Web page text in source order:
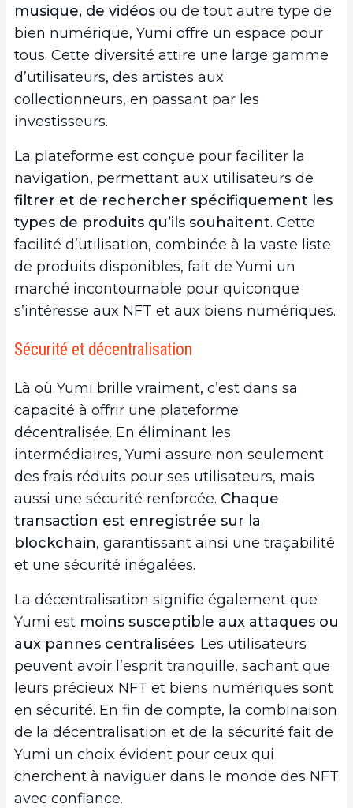
musique, de vidéos ou de tout autre type de
bien numérique, Yumi offre un espace pour
tous. Cette diversité attire une large gamme
d’utilisateurs, des artistes aux
collectionneurs, en passant par les
investisseurs.
La plateforme est conçue pour faciliter la
navigation, permettant aux utilisateurs de
filtrer et de rechercher spécifiquement les
types de produits qu’ils souhaitent. Cette
facilité d’utilisation, combinée à la vaste liste
de produits disponibles, fait de Yumi un
marché incontournable pour quiconque
s’intéresse aux NFT et aux biens numériques.
Sécurité et décentralisation
Là où Yumi brille vraiment, c’est dans sa
capacité à offrir une plateforme
décentralisée. En éliminant les
intermédiaires, Yumi assure non seulement
des frais réduits pour ses utilisateurs, mais
aussi une sécurité renforcée. Chaque
transaction est enregistrée sur la
blockchain, garantissant ainsi une traçabilité
et une sécurité inégalées.
La décentralisation signifie également que
Yumi est moins susceptible aux attaques ou
aux pannes centralisées. Les utilisateurs
peuvent avoir l’esprit tranquille, sachant que
leurs précieux NFT et biens numériques sont
en sécurité. En fin de compte, la combinaison
de la décentralisation et de la sécurité fait de
Yumi un choix évident pour ceux qui
cherchent à naviguer dans le monde des NFT
avec confiance.